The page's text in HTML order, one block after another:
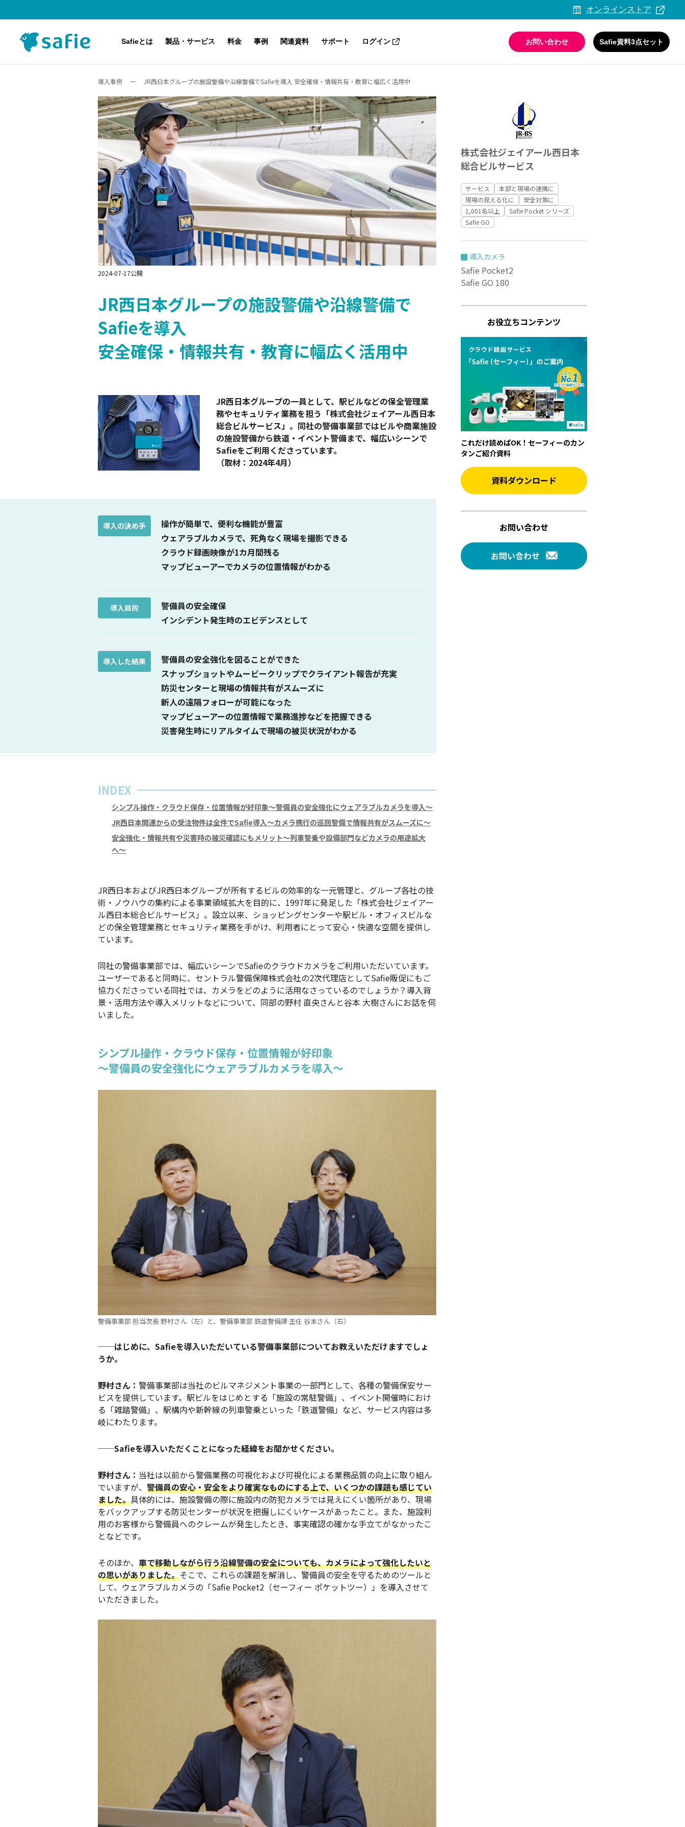
オンラインストア
Safieとは
導入するまでの流れ よくあるご質問
製品・サービス
Safie Pocketシリーズ Safie GOシリーズ
アプリケーション・オプション機能 Safie Manager
AI-App 人数カウント AI-App ナンバープレート認識
Safie Security Alert Safie Trail Station
Safie AI Studio
Safie Developers
料金 事例 関連資料 サポート ログイン お問い合わせ Safie資料3点セット
導入事例 ー JR西日本グループの施設警備や沿線警備でSafieを導入 安全確保・情報共有・教育に幅広く活用中
2024-07-17公開
JR西日本グループの施設警備や沿線警備で
Safieを導入
安全確保・情報共有・教育に幅広く活用中
JR西日本グループの一員として、駅ビルなどの保全管理業
務やセキュリティ業務を担う「株式会社ジェイアール西日本
総合ビルサービス」。同社の警備事業部ではビルや商業施設
の施設警備から鉄道・イベント警備まで、幅広いシーンで
Safieをご利用くださっています。
（取材：2024年4月）
株式会社ジェイアール西日本
総合ビルサービス
サービス
本部と現場の連携に
現場の見える化に
安全対策に
1,001名以上
Safie Pocket シリーズ
Safie GO
導入カメラ
Safie Pocket2
Safie GO 180
お役立ちコンテンツ
これだけ読めばOK！セーフィーのカン
タンご紹介資料
資料ダウンロード
お問い合わせ
お問い合わせ
導入の決め手
操作が簡単で、便利な機能が豊富
ウェアラブルカメラで、死角なく現場を撮影できる
クラウド録画映像が1カ月間残る
マップビューアーでカメラの位置情報がわかる
導入目的
警備員の安全確保
インシデント発生時のエビデンスとして
導入した結果
警備員の安全強化を図ることができた
スナップショットやムービークリップでクライアント報告が充実
防災センターと現場の情報共有がスムーズに
新人の遠隔フォローが可能になった
マップビューアーの位置情報で業務進捗などを把握できる
災害発生時にリアルタイムで現場の被災状況がわかる
INDEX
シンプル操作・クラウド保存・位置情報が好印象〜警備員の安全強化にウェアラブルカメラを導入〜
JR西日本関連からの受注物件は全件でSafie導入〜カメラ携行の巡回警備で情報共有がスムーズに〜
安全強化・情報共有や災害時の被災確認にもメリット〜列車警乗や設備部門などカメラの用途拡大
へ〜
JR西日本およびJR西日本グループが所有するビルの効率的な一元管理と、グループ各社の技
術・ノウハウの集約による事業領域拡大を目的に、1997年に発足した「株式会社ジェイアー
ル西日本総合ビルサービス」。設立以来、ショッピングセンターや駅ビル・オフィスビルな
どの保全管理業務とセキュリティ業務を手がけ、利用者にとって安心・快適な空間を提供し
ています。
同社の警備事業部では、幅広いシーンでSafieのクラウドカメラをご利用いただいています。
ユーザーであると同時に、セントラル警備保障株式会社の2次代理店としてSafie販促にもご
協力くださっている同社では、カメラをどのように活用なさっているのでしょうか？導入背
景・活用方法や導入メリットなどについて、同部の野村 直央さんと谷本 大樹さんにお話を伺
いました。
シンプル操作・クラウド保存・位置情報が好印象
〜警備員の安全強化にウェアラブルカメラを導入〜
警備事業部 担当次長 野村さん（左）と、警備事業部 鉄道警備課 主任 谷本さん（右）
──はじめに、Safieを導入いただいている警備事業部についてお教えいただけますでしょ
うか。
野村さん： 警備事業部は当社のビルマネジメント事業の一部門として、各種の警備保安サー
ビスを提供しています。駅ビルをはじめとする「施設の常駐警備」、イベント開催時におけ
る「雑踏警備」、駅構内や新幹線の列車警乗といった「鉄道警備」など、サービス内容は多
岐にわたります。
──Safieを導入いただくことになった経緯をお聞かせください。
野村さん： 当社は以前から警備業務の可視化および可視化による業務品質の向上に取り組ん
でいますが、 警備員の安心・安全をより確実なものにする上で、いくつかの課題も感じてい
ました。具体的には、施設警備の際に施設内の防犯カメラでは見えにくい箇所があり、現場
をバックアップする防災センターが状況を把握しにくいケースがあったこと。また、施設利
用のお客様から警備員へのクレームが発生したとき、事実確認の確かな手立てがなかったこ
となどです。
そのほか、 車で移動しながら行う沿線警備の安全についても、カメラによって強化したいと
の思いがありました。そこで、これらの課題を解消し、警備員の安全を守るためのツールと
して、ウェアラブルカメラの「Safie Pocket2（セーフィー ポケットツー）」を導入させて
いただきました。